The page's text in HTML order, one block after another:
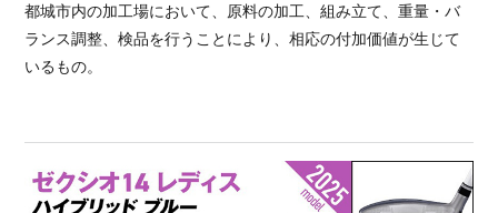
都城市内の加工場において、原料の加工、組み立て、重量・バ
ランス調整、検品を行うことにより、相応の付加価値が生じて
いるもの。